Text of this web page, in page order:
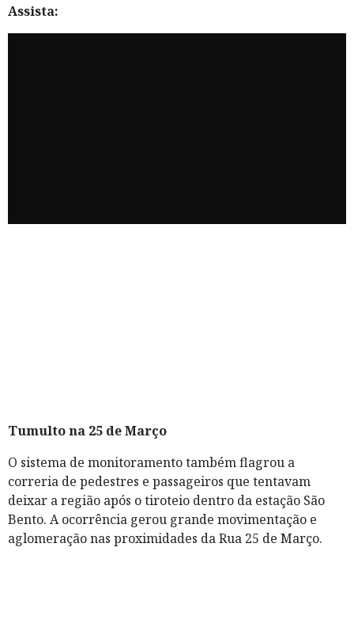
Assista:
Tumulto na 25 de Março
O sistema de monitoramento também flagrou a
correria de pedestres e passageiros que tentavam
deixar a região após o tiroteio dentro da estação São
Bento. A ocorrência gerou grande movimentação e
aglomeração nas proximidades da Rua 25 de Março.